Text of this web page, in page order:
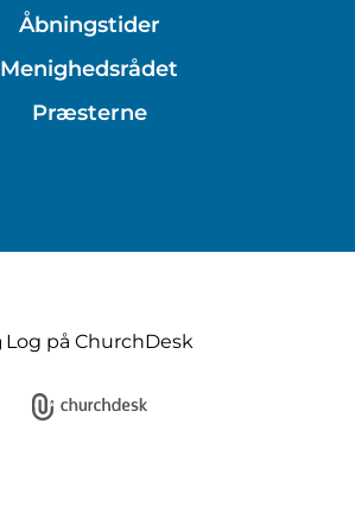
Åbningstider
Menighedsrådet
Præsterne
Log på ChurchDesk